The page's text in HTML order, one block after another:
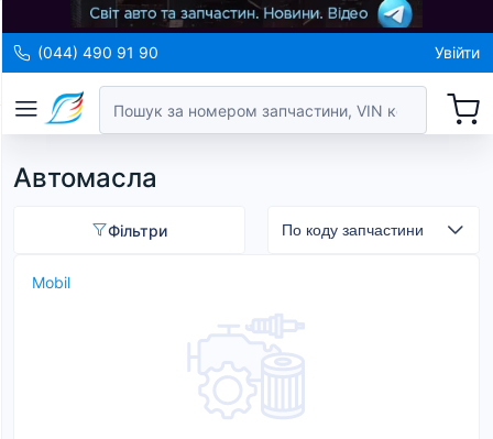
(044) 490 91 90 Увійти
Автомасла
Фільтри
Mobil